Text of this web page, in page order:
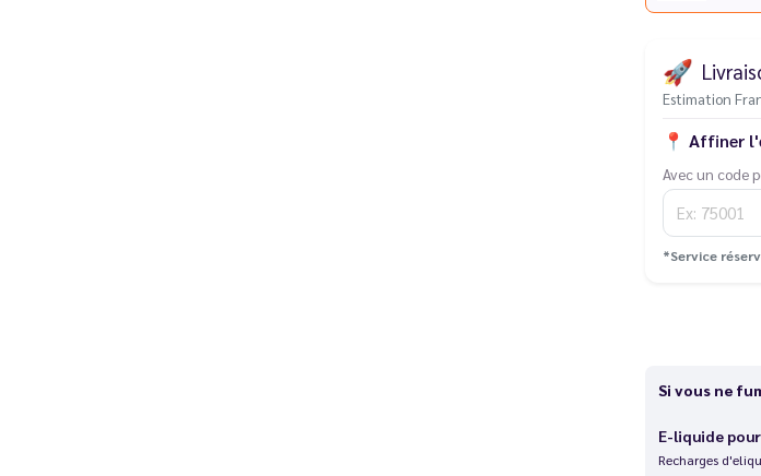
🚀
Estimation
📍 Affiner
Avec un code
*Service
Si vous ne
E-liquide
Recharges